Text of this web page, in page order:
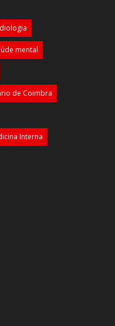
mental
de Coimbra
Interna